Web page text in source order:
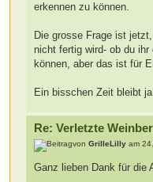
erkennen zu können.
Die grosse Frage ist
nicht fertig wird- ob du
können, aber das ist für
Ein bisschen Zeit bleibt
Re: Verletzte
vonGrilleLilly am
Ganz lieben Dank für die